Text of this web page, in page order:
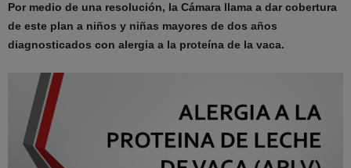
Por medio de una resolución, la Cámara llama a dar cobertura
de este plan a niños y niñas mayores de dos años
diagnosticados con alergia a la proteína de la vaca.